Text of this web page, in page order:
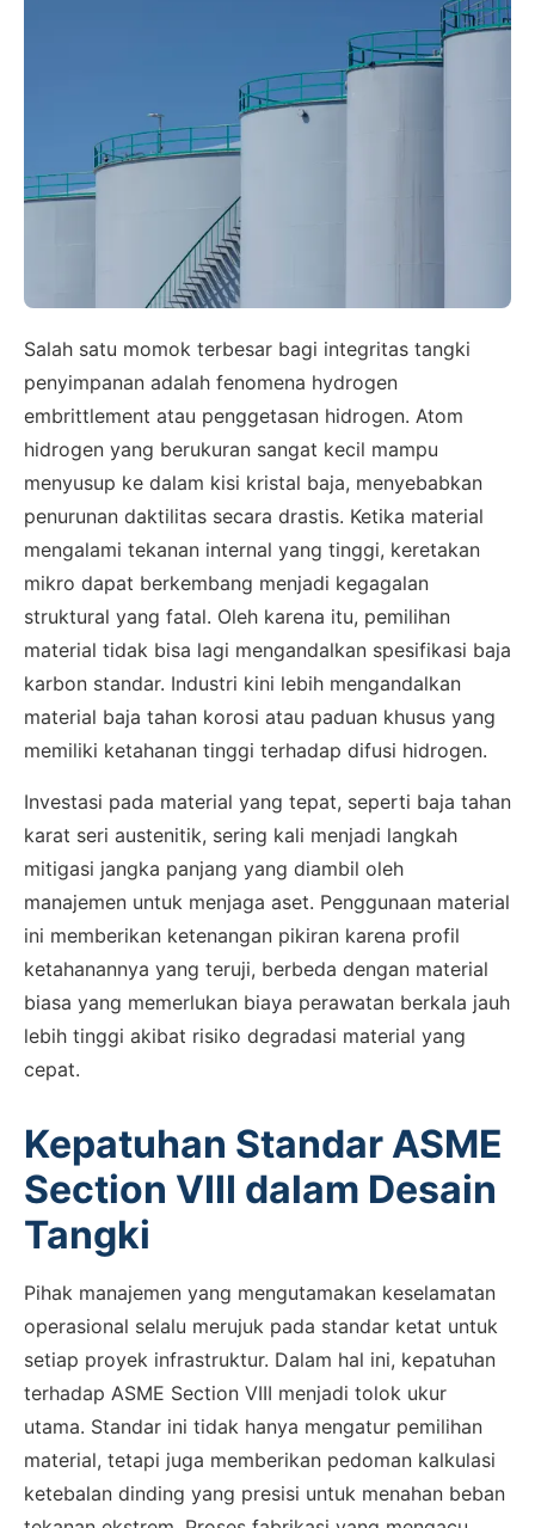
Salah satu momok terbesar bagi integritas tangki
penyimpanan adalah fenomena hydrogen
embrittlement atau penggetasan hidrogen. Atom
hidrogen yang berukuran sangat kecil mampu
menyusup ke dalam kisi kristal baja, menyebabkan
penurunan daktilitas secara drastis. Ketika material
mengalami tekanan internal yang tinggi, keretakan
mikro dapat berkembang menjadi kegagalan
struktural yang fatal. Oleh karena itu, pemilihan
material tidak bisa lagi mengandalkan spesifikasi baja
karbon standar. Industri kini lebih mengandalkan
material baja tahan korosi atau paduan khusus yang
memiliki ketahanan tinggi terhadap difusi hidrogen.
Investasi pada material yang tepat, seperti baja tahan
karat seri austenitik, sering kali menjadi langkah
mitigasi jangka panjang yang diambil oleh
manajemen untuk menjaga aset. Penggunaan material
ini memberikan ketenangan pikiran karena profil
ketahanannya yang teruji, berbeda dengan material
biasa yang memerlukan biaya perawatan berkala jauh
lebih tinggi akibat risiko degradasi material yang
cepat.
Kepatuhan Standar ASME
Section VIII dalam Desain
Tangki
Pihak manajemen yang mengutamakan keselamatan
operasional selalu merujuk pada standar ketat untuk
setiap proyek infrastruktur. Dalam hal ini, kepatuhan
terhadap ASME Section VIII menjadi tolok ukur
utama. Standar ini tidak hanya mengatur pemilihan
material, tetapi juga memberikan pedoman kalkulasi
ketebalan dinding yang presisi untuk menahan beban